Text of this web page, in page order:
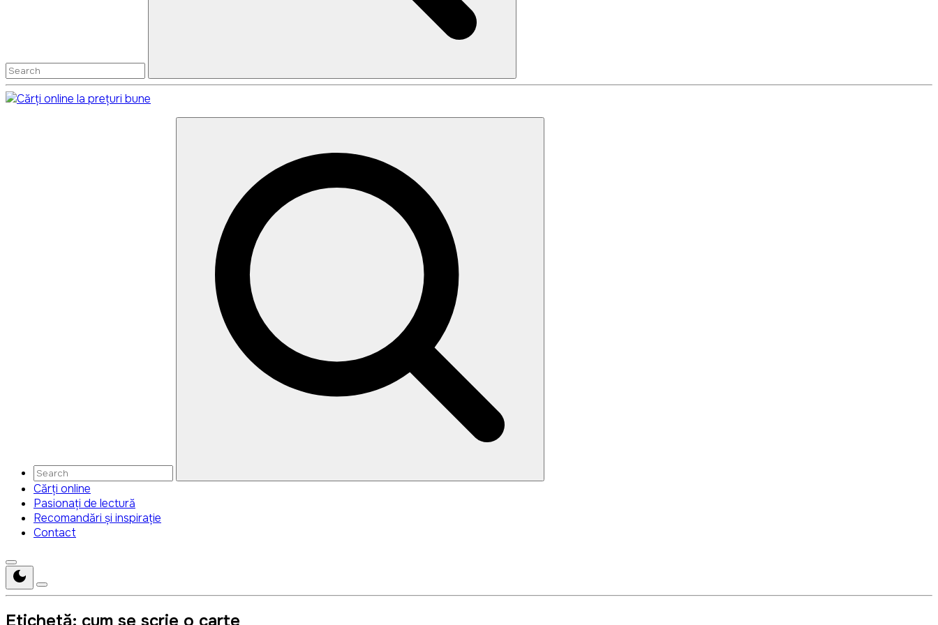
Search
Search
Search
Cărți online
Pasionați de lectură
Recomandări și inspirație
Contact
Etichetă: cum se scrie o carte